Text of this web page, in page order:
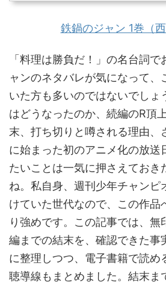
鉄鍋のジャン 1巻（西
「料理は勝負だ！」の名台詞
ャンのネタバレが気になって、
いた方も多いのではないでしょ
はどうなったのか、続編のR頂
末、打ち切りと噂される理由、
に始まった初のアニメ化の放送
たいことは一気に押さえておき
ね。私自身、週刊少年チャンピ
けていた世代なので、この作品
り強めです。この記事では、無
編までの結末を、確認できた事
に整理しつつ、電子書籍で読め
聴導線もまとめました。結末ま